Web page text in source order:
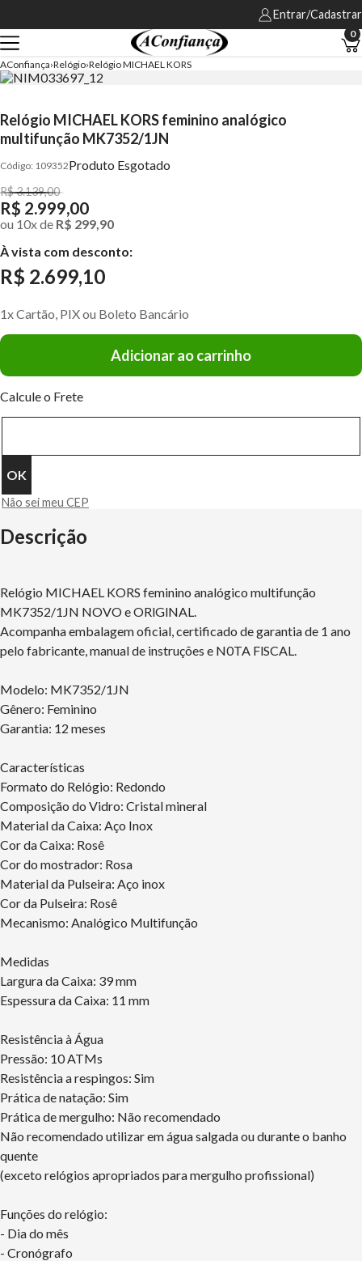
Entrar/Cadastrar
0
AConfiança Relógio Relógio MICHAEL KORS
Relógio MICHAEL KORS feminino analógico
multifunção MK7352/1JN
109352Produto Esgotado
R$ 3.139,00
R$ 2.999,00
ou 10xde R$ 299,90
À vista com desconto:
R$ 2.699,10
1x Cartão, PIX ou Boleto Bancário
Adicionar ao carrinho
Calcule o Frete
Não sei meu CEP
Descrição
Relógio MICHAEL KORS feminino analógico multifunção
MK7352/1JN NOVO e ORlGlNAL.
Acompanha embalagem oficial, certificado de garantia de 1 ano
pelo fabricante, manual de instruções e N0TA FlSCAL.
Modelo: MK7352/1JN
Gênero: Feminino
Garantia: 12 meses
Características
Formato do Relógio: Redondo
Composição do Vidro: Cristal mineral
Material da Caixa: Aço Inox
Cor da Caixa: Rosê
Cor do mostrador: Rosa
Material da Pulseira: Aço inox
Cor da Pulseira: Rosê
Mecanismo: Analógico Multifunção
Medidas
Largura da Caixa: 39 mm
Espessura da Caixa: 11 mm
Resistência à Água
Pressão: 10 ATMs
Resistência a respingos: Sim
Prática de natação: Sim
Prática de mergulho: Não recomendado
Não recomendado utilizar em água salgada ou durante o banho
quente
(exceto relógios apropriados para mergulho profissional)
Funções do relógio:
- Dia do mês
- Cronógrafo